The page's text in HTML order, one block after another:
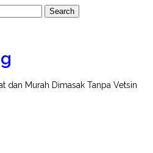
dan Murah Dimasak Tanpa Vetsin